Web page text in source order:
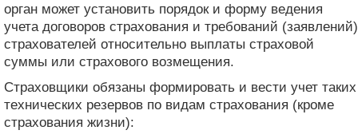
орган может установить порядок и форму ведения
учета договоров страхования и требований (заявлений)
страхователей относительно выплаты страховой
суммы или страхового возмещения.
Страховщики обязаны формировать и вести учет таких
технических резервов по видам страхования (кроме
страхования жизни):